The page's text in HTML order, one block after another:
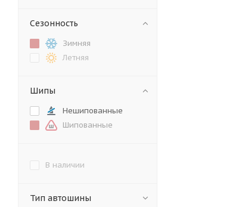
Сезонность
Зимняя
Летняя
Шипы
Нешипованные
Шипованные
В наличии
Тип автошины